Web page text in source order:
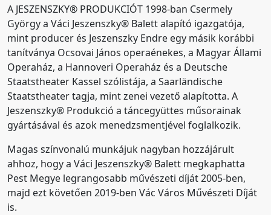
A JESZENSZKY® PRODUKCIÓT 1998-ban Csermely
György a Váci Jeszenszky® Balett alapító igazgatója,
mint producer és Jeszenszky Endre egy másik korábbi
tanítványa Ocsovai János operaénekes, a Magyar Állami
Operaház, a Hannoveri Operaház és a Deutsche
Staatstheater Kassel szólistája, a Saarländische
Staatstheater tagja, mint zenei vezető alapította. A
Jeszenszky® Produkció a táncegyüttes műsorainak
gyártásával és azok menedzsmentjével foglalkozik.
Magas színvonalú munkájuk nagyban hozzájárult
ahhoz, hogy a Váci Jeszenszky® Balett megkaphatta
Pest Megye legrangosabb művészeti díját 2005-ben,
majd ezt követően 2019-ben Vác Város Művészeti Díját
is.